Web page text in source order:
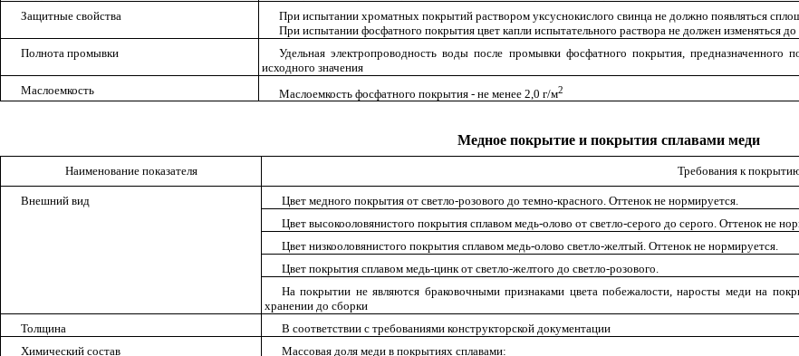
Защитные свойства
При испытании хроматных покрытий раствором уксуснокислого свинца не должно появляться
При испытании фосфатного покрытия цвет капли испытательного раствора не должен изменяться
Полнота промывки
Удельная электропроводность воды после промывки фосфатного покрытия,
исходного значения
Маслоемкость
Маслоемкость фосфатного покрытия - не менее 2,0 г/м2
Медное покрытие и покрытия сплавами меди
Наименование показателя Требования к
Внешний вид
Цвет медного покрытия от светло-розового до темно-красного. Оттенок не нормируется.
Цвет высокооловянистого покрытия сплавом медь-олово от светло-серого до серого. Оттенок не
Цвет низкооловянистого покрытия сплавом медь-олово светло-желтый. Оттенок не нормируется.
Цвет покрытия сплавом медь-цинк от светло-желтого до светло-розового.
На покрытии не являются браковочными признаками цвета побежалости, наросты меди на
хранении до сборки
Толщина
В соответствии с требованиями конструкторской документации
Химический состав
Массовая доля меди в покрытиях сплавами: